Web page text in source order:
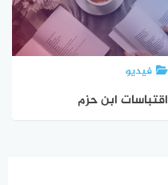
فيديو
اقتباسات ابن حزم